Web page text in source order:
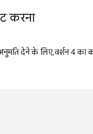
करना
देने के लिए, वर्शन 4 का